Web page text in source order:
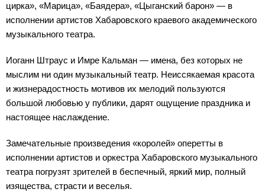
цирка», «Марица», «Баядера», «Цыганский барон» — в
исполнении артистов Хабаровского краевого академического
музыкального театра.
Иоганн Штраус и Имре Кальман — имена, без которых не
мыслим ни один музыкальный театр. Неиссякаемая красота
и жизнерадостность мотивов их мелодий пользуются
большой любовью у публики, дарят ощущение праздника и
настоящее наслаждение.
Замечательные произведения «королей» оперетты в
исполнении артистов и оркестра Хабаровского музыкального
театра погрузят зрителей в беспечный, яркий мир, полный
изящества, страсти и веселья.